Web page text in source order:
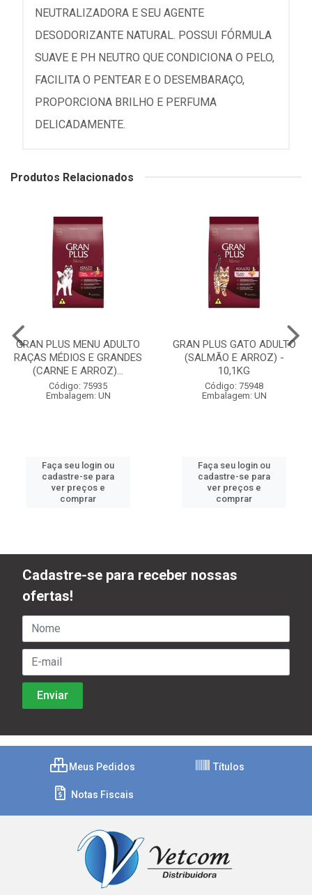
NEUTRALIZADORA E SEU AGENTE
DESODORIZANTE NATURAL. POSSUI FÓRMULA
SUAVE E PH NEUTRO QUE CONDICIONA O PELO,
FACILITA O PENTEAR E O DESEMBARAÇO,
PROPORCIONA BRILHO E PERFUMA
DELICADAMENTE.
Produtos Relacionados
GRAN PLUS MENU ADULTO
RAÇAS MÉDIOS E GRANDES
(CARNE E ARROZ)...
Código: 75935
Embalagem: UN
Faça seu login ou
cadastre-se para
ver preços e
comprar
GRAN PLUS GATO ADULTO
(SALMÃO E ARROZ) -
10,1KG
Código: 75948
Embalagem: UN
Faça seu login ou
cadastre-se para
ver preços e
comprar
Cadastre-se para receber nossas
ofertas!
Meus Pedidos Títulos
Notas Fiscais